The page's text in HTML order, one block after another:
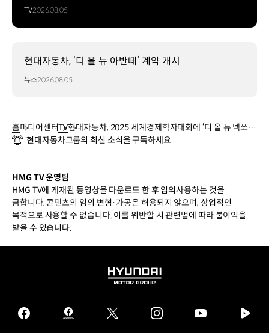
TV2026.08.05
현대자동차, ‘디 올 뉴 아반떼’ 계약 개시
뉴스2026.08.05
홈미디어센터TV현대자동차, 2025 세계경제학자대회에 ‘디 올 뉴 넥쏘’
전시
현대자동차그룹의 최신 소식을 구독하세요
HMG TV 운영팀
HMG TV에 게재된 동영상을 다운로드 한 후 임의사용하는 것을
금합니다. 콘텐츠의 임의 변형·가공은 허용되지 않으며, 상업적인
목적으로 사용할 수 없습니다. 이를 위반할 시 관련법에 따라 불이익을
받을 수 있습니다.
HYUNDAI
GROUP
facebook
hmg
twitter instagram